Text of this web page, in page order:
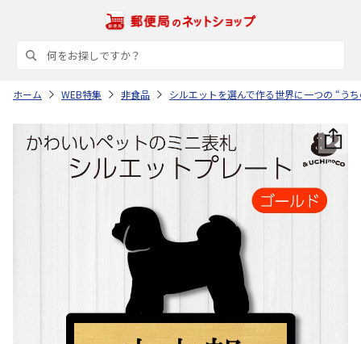
ホーム WEB特集 非食品 シルエットを選んで作る世界に一つの “う